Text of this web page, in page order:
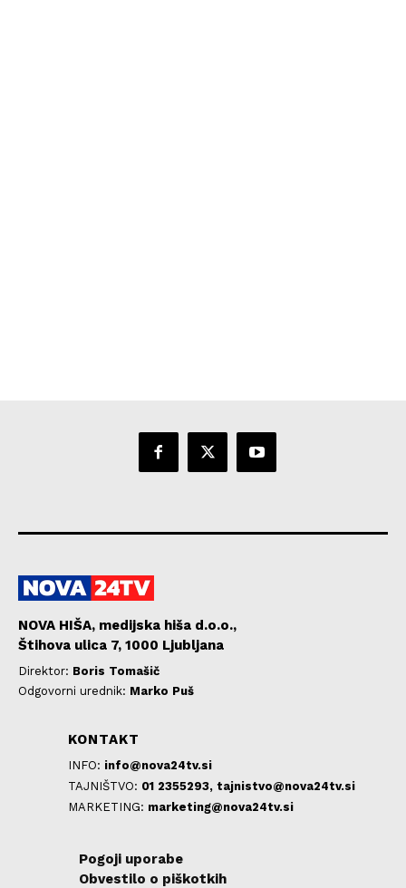
NOVA HIŠA, medijska hiša d.o.o.,
Štihova ulica 7, 1000 Ljubljana
Direktor: Boris Tomašič
Odgovorni urednik: Marko Puš
KONTAKT
INFO: info@nova24tv.si
TAJNIŠTVO: 01 2355293, tajnistvo@nova24tv.si
MARKETING: marketing@nova24tv.si
Pogoji uporabe
Obvestilo o piškotkih